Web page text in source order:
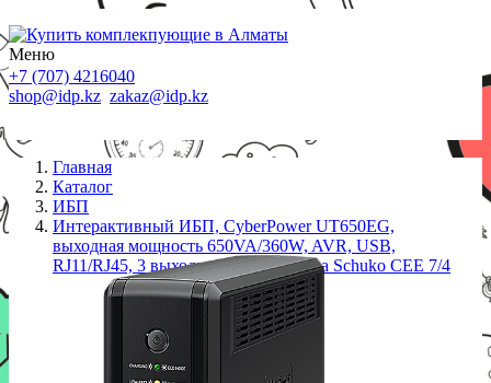
Меню
+7 (707) 4216040
shop@idp.kz zakaz@idp.kz
Главная
Каталог
ИБП
Интерактивный ИБП, CyberPower UT650EG,
выходная мощность 650VA/360W, AVR, USB,
RJ11/RJ45, 3 выходных разъема типа Schuko CEE 7/4